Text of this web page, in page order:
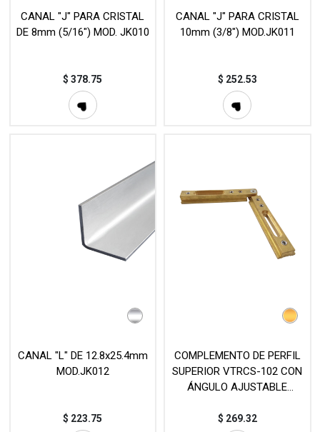
CANAL "J" PARA CRISTAL
DE 8mm (5/16") MOD. JK010
$378.75
CANAL "J" PARA CRISTAL
10mm (3/8") MOD.JK011
$ 252.53
CANAL "L" DE 12.8x25.4mm
MOD.JK012
$ 223.75
COMPLEMENTO DE PERFIL
SUPERIOR VTRCS-102 CON
ÁNGULO AJUSTABLE
$ 269.32